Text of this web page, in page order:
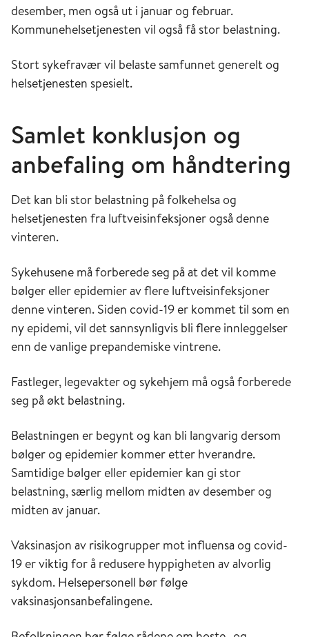
desember, men også ut i januar og februar.
Kommunehelsetjenesten vil også få stor belastning.
Stort sykefravær vil belaste samfunnet generelt og
helsetjenesten spesielt.
Samlet konklusjon og
anbefaling om håndtering
Det kan bli stor belastning på folkehelsa og
helsetjenesten fra luftveisinfeksjoner også denne
vinteren.
Sykehusene må forberede seg på at det vil komme
bølger eller epidemier av flere luftveisinfeksjoner
denne vinteren. Siden covid-19 er kommet til som en
ny epidemi, vil det sannsynligvis bli flere innleggelser
enn de vanlige prepandemiske vintrene.
Fastleger, legevakter og sykehjem må også forberede
seg på økt belastning.
Belastningen er begynt og kan bli langvarig dersom
bølger og epidemier kommer etter hverandre.
Samtidige bølger eller epidemier kan gi stor
belastning, særlig mellom midten av desember og
midten av januar.
Vaksinasjon av risikogrupper mot influensa og covid-
19 er viktig for å redusere hyppigheten av alvorlig
sykdom. Helsepersonell bør følge
vaksinasjonsanbefalingene.